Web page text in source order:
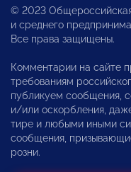
© 2023
и среднего
Все права защищены.
Комментарии на сайте
требованиям
публикуем сообщения,
и/или оскорбления,
тире и любыми иными
сообщения,
розни.